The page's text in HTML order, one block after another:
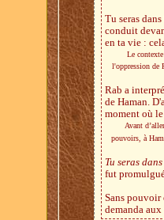
Tu seras
conduit
en ta vie :
Le
l'oppression de
Rab a
de Haman.
moment où
Avant
pouvoirs, à
Tu seras
fut
Sans pouvoir
demanda aux